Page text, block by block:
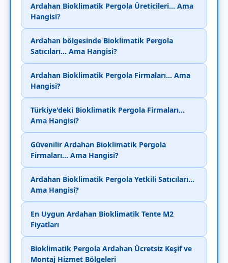
Ardahan Bioklimatik Pergola Üreticileri... Ama
Hangisi?
Ardahan bölgesinde Bioklimatik Pergola
Satıcıları... Ama Hangisi?
Ardahan Bioklimatik Pergola Firmaları... Ama
Hangisi?
Türkiye'deki Bioklimatik Pergola Firmaları...
Ama Hangisi?
Güvenilir Ardahan Bioklimatik Pergola
Firmaları... Ama Hangisi?
Ardahan Bioklimatik Pergola Yetkili Satıcıları...
Ama Hangisi?
En Uygun Ardahan Bioklimatik Tente M2
Fiyatları
Bioklimatik Pergola Ardahan Ücretsiz Keşif ve
Montaj Hizmet Bölgeleri